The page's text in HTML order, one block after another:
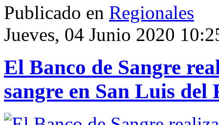
Publicado en Regionales
Jueves, 04 Junio 2020
El Banco de Sangre
sangre en San Luis del